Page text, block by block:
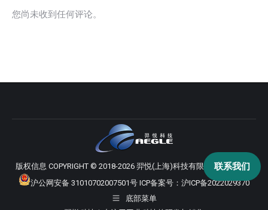
您尚未收到任何评论。
版权信息 COPYRIGHT © 2018-2026 羿悦(上海)科技有限公司 版权所有
沪公网安备 31010702007501号 ICP备案号： 沪ICP备2022029370
底部菜单
联系我们